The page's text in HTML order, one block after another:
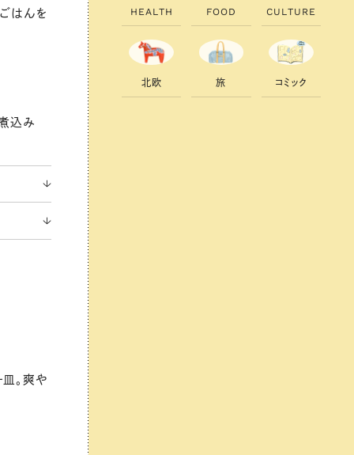
はんを
込み
。爽や
H EALTH FOOD CU LTU RE
北欧 旅 コ ミ ック